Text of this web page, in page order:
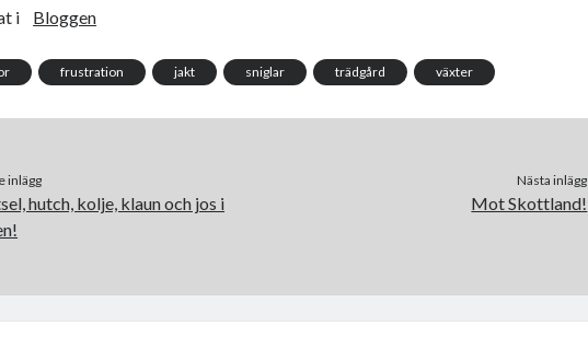
i Bloggen
frustration jakt sniglar trädgård växter
inlägg
hutch, kolje, klaun och jos i
Nästa inlägg
Mot Skottland!